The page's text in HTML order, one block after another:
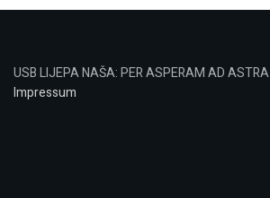
USB LIJEPA NAŠA: PER ASPERAM AD ASTRA
Impressum